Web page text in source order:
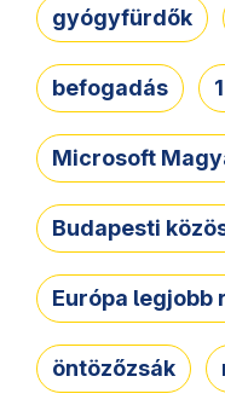
gyógyfürdők
befogadás
Microsoft
Budapesti
Európa legjobb
öntözőzsák